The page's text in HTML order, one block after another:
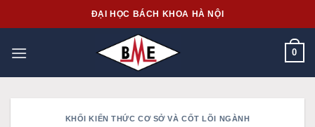
to
ĐẠI HỌC BÁCH KHOA HÀ NỘI
0
KHỐI KIẾN THỨC CƠ SỞ VÀ CỐT LÕI NGÀNH